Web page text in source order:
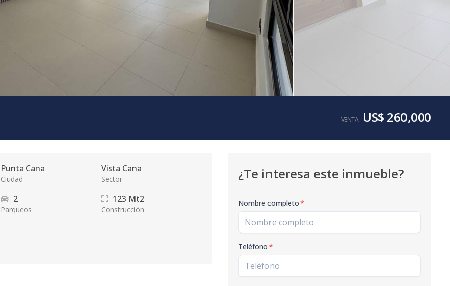
VENTA US$ 260,000
Punta Cana
Ciudad
Vista Cana
Sector
2
Parqueos
123 Mt2
Construcción
¿Te interesa este inmueble?
Nombre completo*
Teléfono*